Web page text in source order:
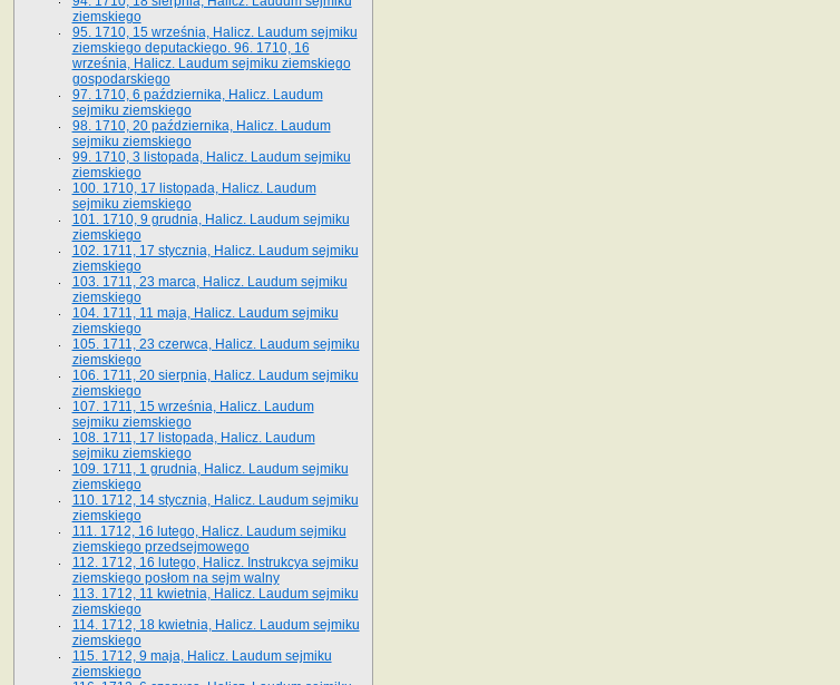
ziemskiego
95. 1710, 15 września, Halicz. Laudum sejmiku
ziemskiego deputackiego. 96. 1710, 16
września, Halicz. Laudum sejmiku ziemskiego
gospodarskiego
97. 1710, 6 października, Halicz. Laudum
sejmiku ziemskiego
98. 1710, 20 października, Halicz. Laudum
sejmiku ziemskiego
99. 1710, 3 listopada, Halicz. Laudum sejmiku
ziemskiego
100. 1710, 17 listopada, Halicz. Laudum
sejmiku ziemskiego
101. 1710, 9 grudnia, Halicz. Laudum sejmiku
ziemskiego
102. 1711, 17 stycznia, Halicz. Laudum sejmiku
ziemskiego
103. 1711, 23 marca, Halicz. Laudum sejmiku
ziemskiego
104. 1711, 11 maja, Halicz. Laudum sejmiku
ziemskiego
105. 1711, 23 czerwca, Halicz. Laudum sejmiku
ziemskiego
106. 1711, 20 sierpnia, Halicz. Laudum sejmiku
ziemskiego
107. 1711, 15 września, Halicz. Laudum
sejmiku ziemskiego
108. 1711, 17 listopada, Halicz. Laudum
sejmiku ziemskiego
109. 1711, 1 grudnia, Halicz. Laudum sejmiku
ziemskiego
110. 1712, 14 stycznia, Halicz. Laudum sejmiku
ziemskiego
111. 1712, 16 lutego, Halicz. Laudum sejmiku
ziemskiego przedsejmowego
112. 1712, 16 lutego, Halicz. Instrukcya sejmiku
ziemskiego posłom na sejm walny
113. 1712, 11 kwietnia, Halicz. Laudum sejmiku
ziemskiego
114. 1712, 18 kwietnia, Halicz. Laudum sejmiku
ziemskiego
115. 1712, 9 maja, Halicz. Laudum sejmiku
ziemskiego